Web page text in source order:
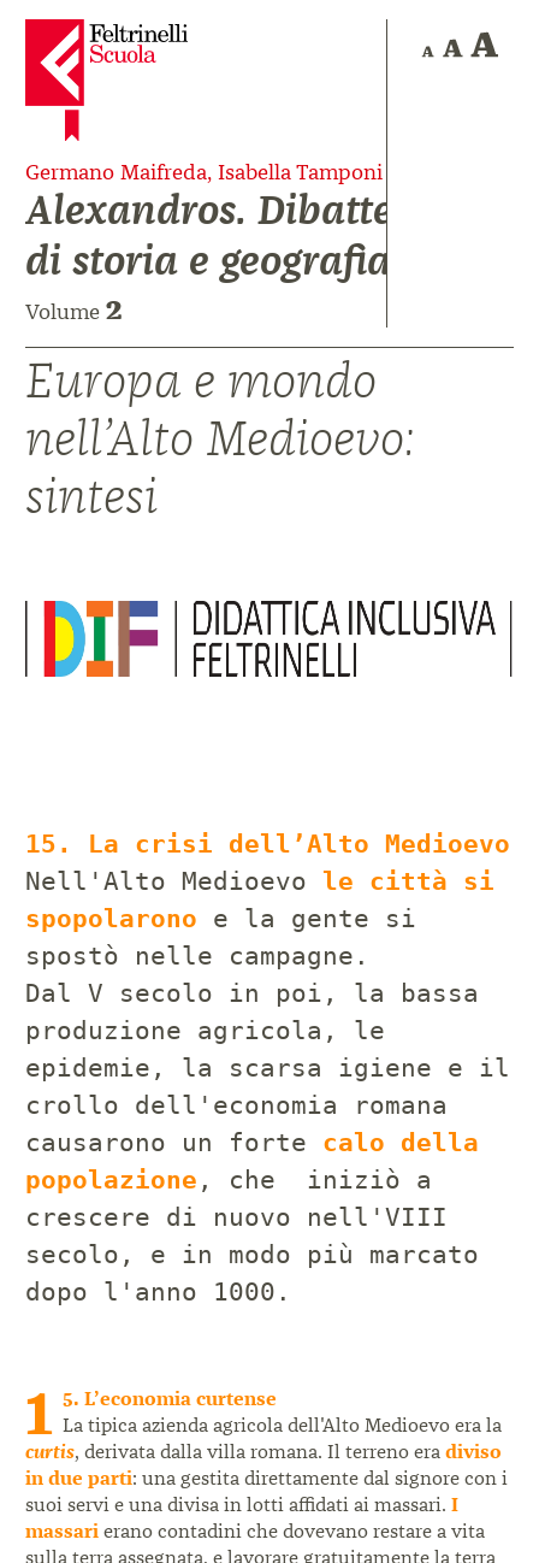
Germano Maifreda, Isabella Tamponi
Alexandros. Dibattere
di storia e geografia
Volume 2
Europa e mondo
nell’Alto Medioevo:
sintesi
15. La crisi dell’Alto Medioevo
Nell'Alto Medioevo le città si
spopolarono e la gente si
spostò nelle campagne.
Dal V secolo in poi, la bassa
produzione agricola, le
epidemie, la scarsa igiene e il
crollo dell'economia romana
causarono un forte calo della
popolazione , che iniziò a
crescere di nuovo nell'VIII
secolo, e in modo più marcato
dopo l'anno 1000.
1 5. L’economia curtense
La tipica azienda agricola dell'Alto Medioevo era la
curtis, derivata dalla villa romana. Il terreno era diviso
in due parti: una gestita direttamente dal signore con i
suoi servi e una divisa in lotti affidati ai massari. I
massari erano contadini che dovevano restare a vita
sulla terra assegnata, e lavorare gratuitamente la terra